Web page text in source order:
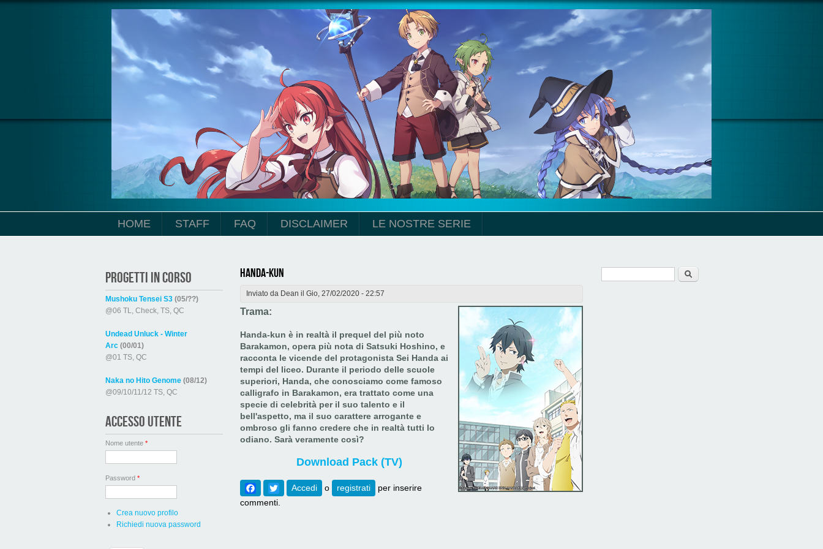
HOME STAFF FAQ DISCLAIMER LE NOSTRE SERIE
Handa-kun
Inviato da Dean il Gio, 27/02/2020 - 22:57
Trama:
Handa-kun è in realtà il prequel del più noto
Barakamon, opera più nota di Satsuki Hoshino, e
racconta le vicende del protagonista Sei Handa ai
tempi del liceo. Durante il periodo delle scuole
superiori, Handa, che conosciamo come famoso
calligrafo in Barakamon, era trattato come una
specie di celebrità per il suo talento e il
bell'aspetto, ma il suo carattere arrogante e
ombroso gli fanno credere che in realtà tutti lo
odiano. Sarà veramente così?​
Download Pack (TV)
Facebook
Twitter
Accedi o registrati
per inserire
commenti.
PROGETTI IN CORSO
Mushoku Tensei S3 (05/??)
@06 TL, Check, TS, QC
Undead Unluck - Winter
Arc (00/01)
@01 TS, QC
Naka no Hito Genome (08/12)
@09/10/11/12 TS, QC
ACCESSO UTENTE
Nome utente *
Password *
Crea nuovo profilo
Richiedi nuova password
Form di ricerca